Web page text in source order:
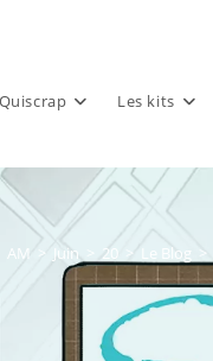
Les kits
AM > Juin 20 > Le Blog >